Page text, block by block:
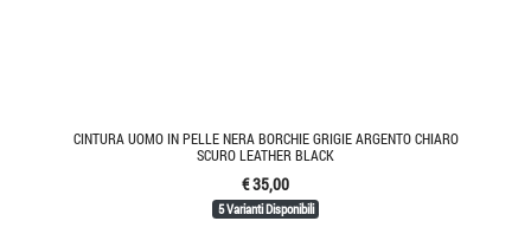
CINTURA UOMO IN PELLE NERA BORCHIE GRIGIE ARGENTO CHIARO
SCURO LEATHER BLACK
€ 35,00
5 Varianti Disponibili